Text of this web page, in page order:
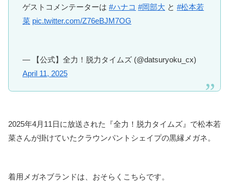
ゲストコメンテーターは #ハナコ #岡部大 と #松本若
菜 pic.twitter.com/Z76eBJM7OG
— 【公式】全力！脱力タイムズ (@datsuryoku_cx)
April 11, 2025
2025年4月11日に放送された『全力！脱力タイムズ』で松本若
菜さんが掛けていたクラウンパントシェイプの黒縁メガネ。
着用メガネブランドは、おそらくこちらです。